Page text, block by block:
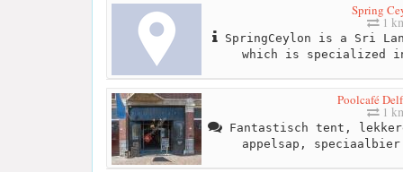
Spring
1
SpringCeylon is a Sri
which is specialized
Poolcafé
1
Fantastisch tent,
appelsap,